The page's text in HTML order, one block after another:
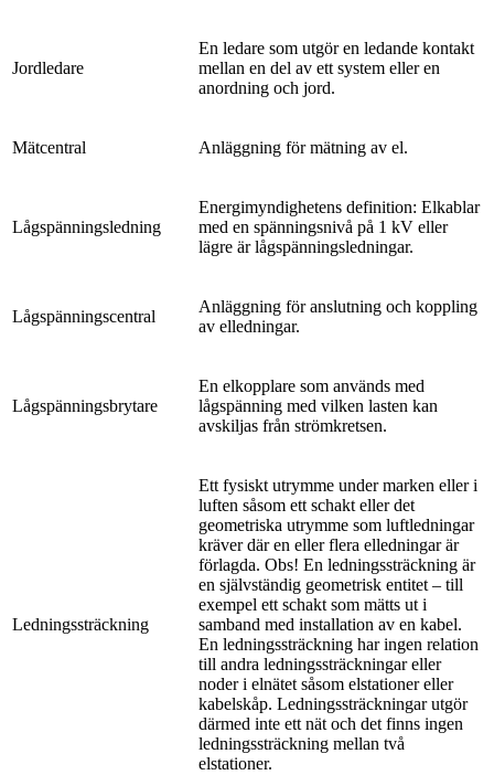
Jordledare
En ledare som utgör en ledande kontakt
mellan en del av ett system eller en
anordning och jord.
Mätcentral Anläggning för mätning av el.
Lågspänningsledning
Energimyndighetens definition: Elkablar
med en spänningsnivå på 1 kV eller
lägre är lågspänningsledningar.
Lågspänningscentral
Anläggning för anslutning och koppling
av elledningar.
Lågspänningsbrytare
En elkopplare som används med
lågspänning med vilken lasten kan
avskiljas från strömkretsen.
Ledningssträckning
Ett fysiskt utrymme under marken eller i
luften såsom ett schakt eller det
geometriska utrymme som luftledningar
kräver där en eller flera elledningar är
förlagda. Obs! En ledningssträckning är
en självständig geometrisk entitet – till
exempel ett schakt som mätts ut i
samband med installation av en kabel.
En ledningssträckning har ingen relation
till andra ledningssträckningar eller
noder i elnätet såsom elstationer eller
kabelskåp. Ledningssträckningar utgör
därmed inte ett nät och det finns ingen
ledningssträckning mellan två
elstationer.